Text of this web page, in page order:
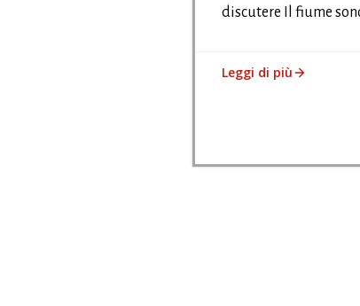
discutere Il fiume
Leggi di più